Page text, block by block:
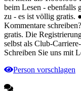
beim Lesen - ebenfalls
zu - es ist völlig gratis.
Kommentare
gratis. Die
selbst als Club-
Schreiben Sie uns mit
Person vorschlagen